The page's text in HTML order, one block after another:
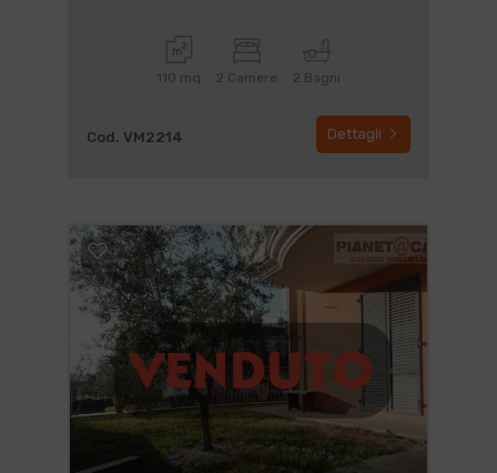
110 mq 2 Camere 2 Bagni
Cod. VM2214 Dettagli